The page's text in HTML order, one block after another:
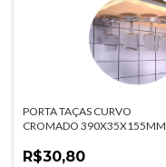
PORTA TAÇAS CURVO
CROMADO 390X35X155MM
R$30,80